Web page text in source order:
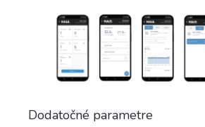
Dodatočné parametre